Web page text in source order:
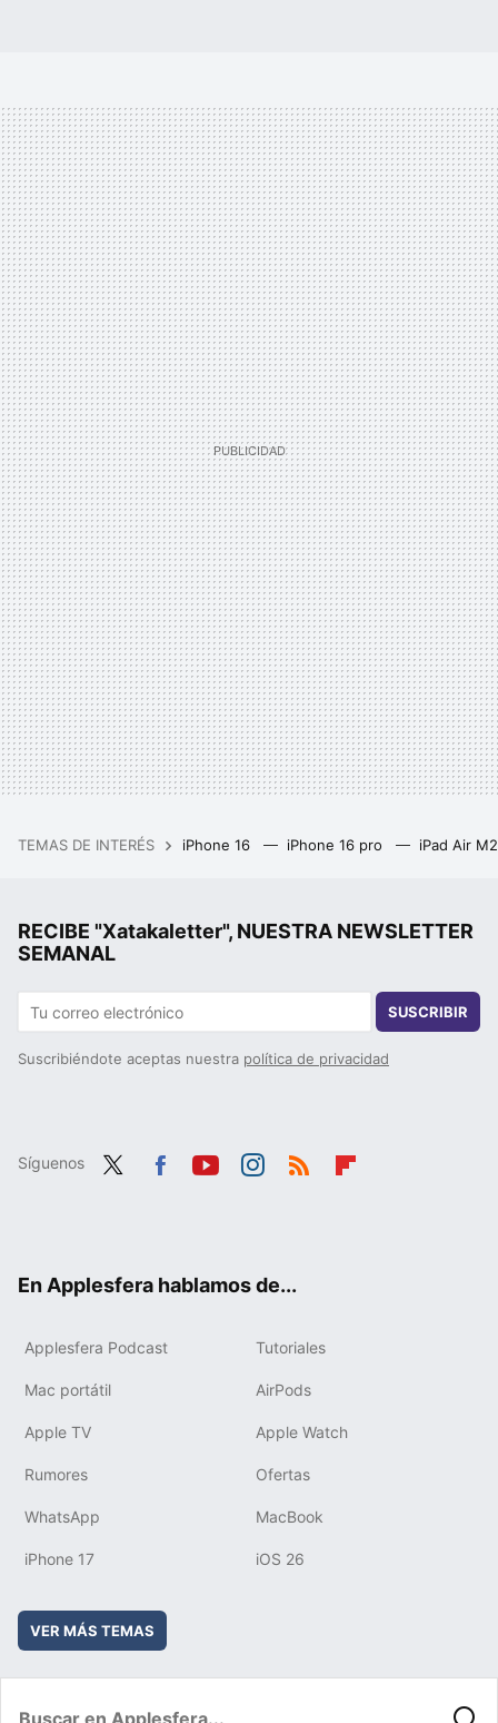
TEMAS DE INTERÉS iPhone 16 iPhone 16 pro iPad Air
RECIBE "Xatakaletter", NUESTRA NEWSLETTER
SEMANAL
SUSCRIBIR
Suscribiéndote aceptas nuestra política de privacidad
Síguenos
En Applesfera hablamos de...
Applesfera Podcast Tutoriales
Mac portátil AirPods
Apple TV Apple Watch
Rumores Ofertas
WhatsApp MacBook
iPhone 17 iOS 26
VER MÁS TEMAS